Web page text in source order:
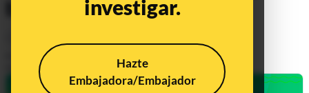
investigar.
Hazte
Embajadora/Embajador
brecha de género
Publicado el
Actualizado el
Feb 11, 2025, 8:03:00 AM